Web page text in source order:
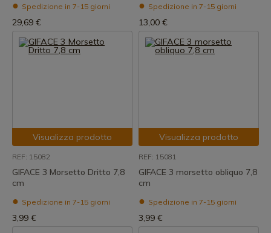
Spedizione in 7-15 giorni
29,69 €
Spedizione in 7-15 giorni
13,00 €
Visualizza prodotto
REF: 15082
GIFACE 3 Morsetto Dritto 7,8
cm
Spedizione in 7-15 giorni
3,99 €
Visualizza prodotto
REF: 15081
GIFACE 3 morsetto obliquo 7,8
cm
Spedizione in 7-15 giorni
3,99 €